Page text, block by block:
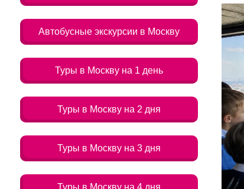
Автобусные экскурсии в Москву
Туры в Москву на 1 день
Туры в Москву на 2 дня
Туры в Москву на 3 дня
Туры в Москву на 4 дня